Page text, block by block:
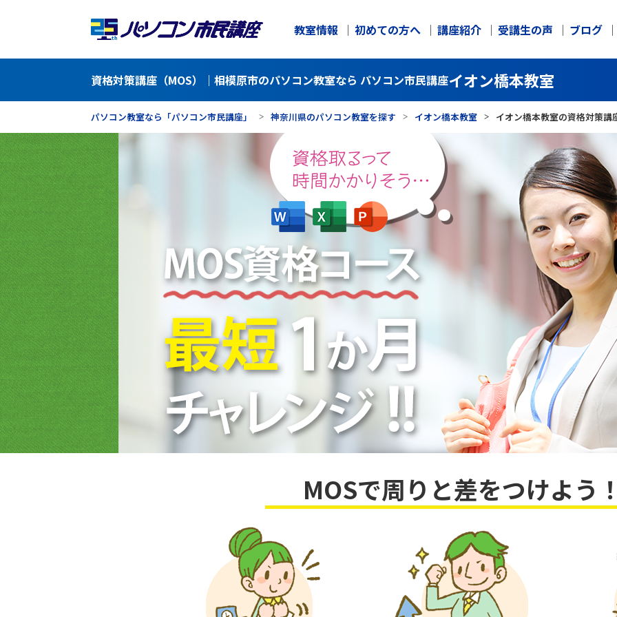
教室情報 初めての方へ 講座紹介 受講生の声 ブログ
資格対策講座（MOS）｜相模原市のパソコン教室なら パソコン市民講座イオン橋本教室
パソコン教室なら「パソコン市民講座」 神奈川県のパソコン教室を探す イオン橋本教室 イオン橋本教室の資格対策講
MOSで周りと差をつけよう